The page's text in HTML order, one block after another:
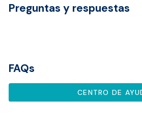
Preguntas y respuestas
FAQs
CENTRO DE